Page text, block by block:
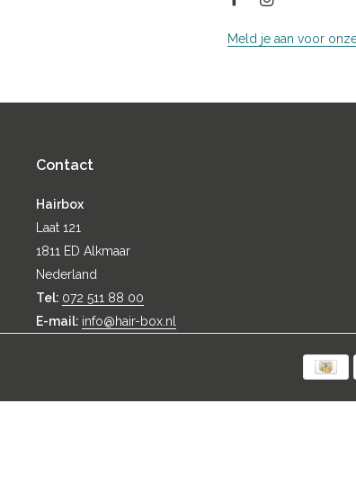
Meld je aan voor
Contact
Hairbox
Laat 121
1811 ED Alkmaar
Nederland
Tel: 072 511 88 00
E-mail: info@hair-box.nl